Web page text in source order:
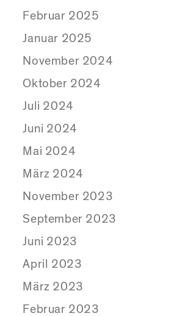
Februar 2025
Januar 2025
November 2024
Oktober 2024
Juli 2024
Juni 2024
Mai 2024
März 2024
November 2023
September 2023
Juni 2023
April 2023
März 2023
Februar 2023